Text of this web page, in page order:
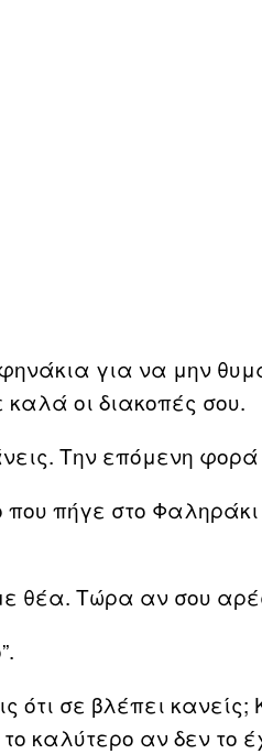
για να μην
οι διακοπές σου.
Την επόμενη
πήγε στο
θέα. Τώρα αν σου
ότι σε βλέπει
καλύτερο αν δεν το